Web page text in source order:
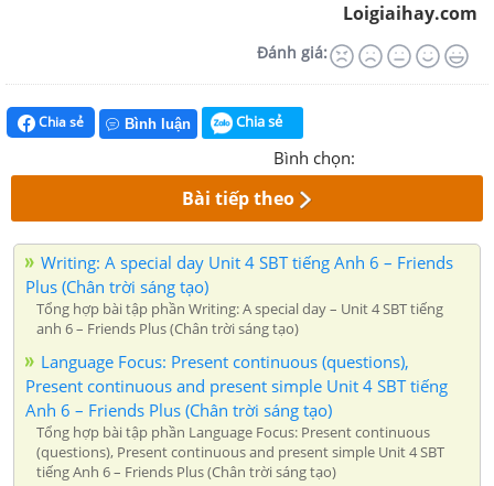
Loigiaihay.com
Đánh giá:
Chia sẻ Bình luận Chia sẻ
Bình chọn:
Bài tiếp theo
Writing: A special day Unit 4 SBT tiếng Anh 6 – Friends
Plus (Chân trời sáng tạo)
Tổng hợp bài tập phần Writing: A special day – Unit 4 SBT tiếng
anh 6 – Friends Plus (Chân trời sáng tạo)
Language Focus: Present continuous (questions),
Present continuous and present simple Unit 4 SBT tiếng
Anh 6 – Friends Plus (Chân trời sáng tạo)
Tổng hợp bài tập phần Language Focus: Present continuous
(questions), Present continuous and present simple Unit 4 SBT
tiếng Anh 6 – Friends Plus (Chân trời sáng tạo)